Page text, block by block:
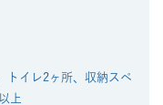
トイレ2ヶ所、収納スペ
上